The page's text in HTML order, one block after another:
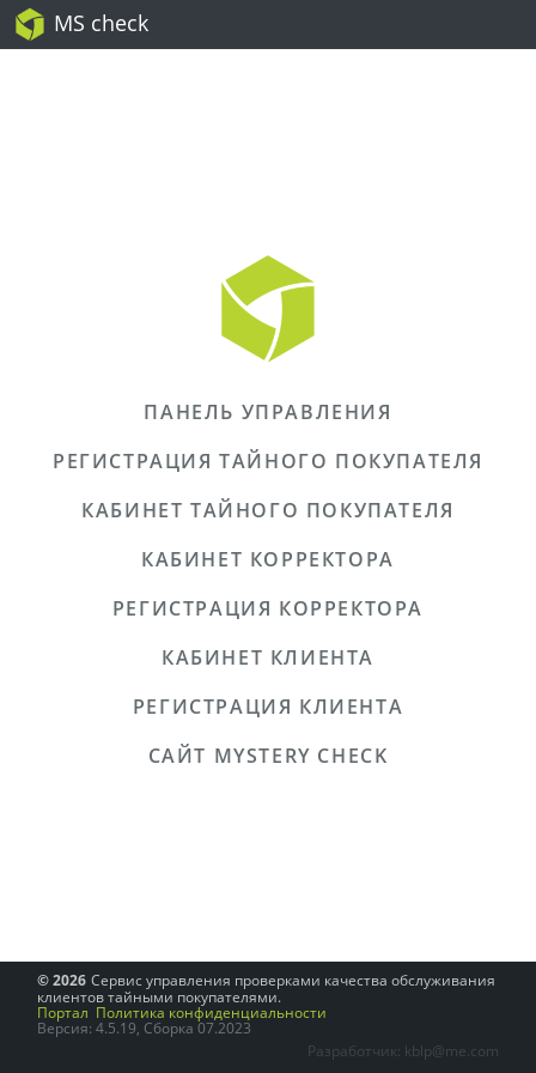
MS check
ПАНЕЛЬ УПРАВЛЕНИЯ
РЕГИСТРАЦИЯ ТАЙНОГО ПОКУПАТЕЛЯ
КАБИНЕТ ТАЙНОГО ПОКУПАТЕЛЯ
КАБИНЕТ КОРРЕКТОРА
РЕГИСТРАЦИЯ КОРРЕКТОРА
КАБИНЕТ КЛИЕНТА
РЕГИСТРАЦИЯ КЛИЕНТА
САЙТ MYSTERY CHECK
© 2026 Сервис управления проверками качества обслуживания
клиентов тайными покупателями.
Портал Политика конфиденциальности
Версия: 4.5.19, Сборка 07.2023
Разработчик: kblp@me.com